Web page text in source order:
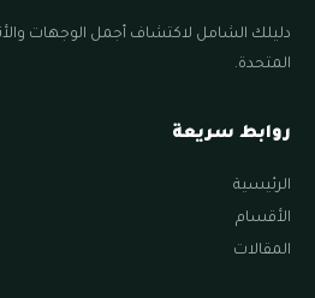
دليلك الشامل لاكتشاف أجمل الوجهات
المتحدة.
روابط سريعة
الرئيسية
الأقسام
المقالات